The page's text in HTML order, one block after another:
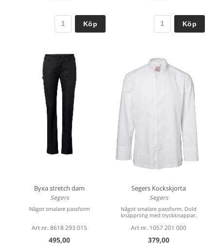
Köp Köp
Byxa stretch dam
Segers
Något smalare passform
Art nr. 8618 293 015
495,00
Segers Kockskjorta
Segers
Något smalare passform. Dold
knäppning med tryckknappar.
Art nr. 1057 201 000
379,00